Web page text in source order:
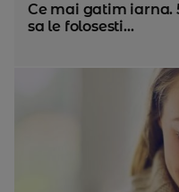
Ce mai gatim iarna.
sa le folosesti...